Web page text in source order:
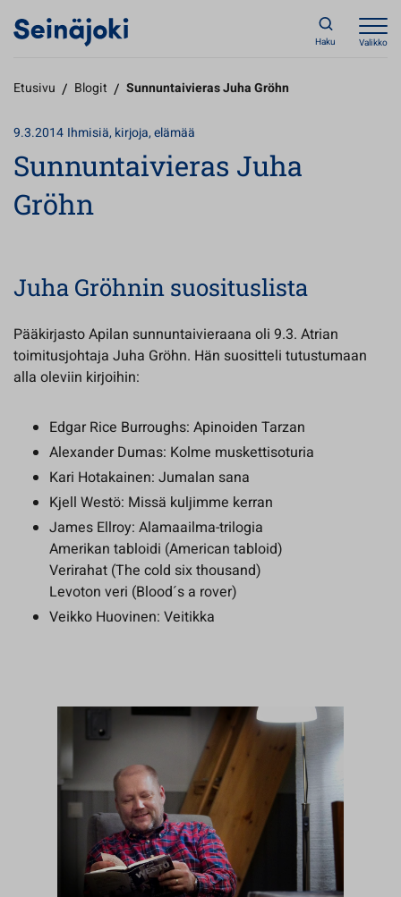
Haku Valikko
Etusivu / Blogit / Sunnuntaivieras Juha Gröhn
9.3.2014 Ihmisiä, kirjoja, elämää
Sunnuntaivieras Juha
Gröhn
Juha Gröhnin suosituslista
Pääkirjasto Apilan sunnuntaivieraana oli 9.3. Atrian
toimitusjohtaja Juha Gröhn. Hän suositteli tutustumaan
alla oleviin kirjoihin:
Edgar Rice Burroughs: Apinoiden Tarzan
Alexander Dumas: Kolme muskettisoturia
Kari Hotakainen: Jumalan sana
Kjell Westö: Missä kuljimme kerran
James Ellroy: Alamaailma-trilogia
Amerikan tabloidi (American tabloid)
Verirahat (The cold six thousand)
Levoton veri (Blood´s a rover)
Veikko Huovinen: Veitikka